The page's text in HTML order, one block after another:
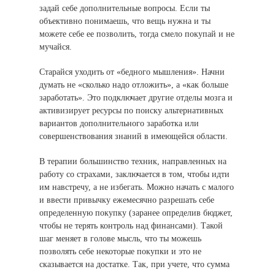
задай себе дополнительные вопросы. Если ты
объективно понимаешь, что вещь нужна и ты
можете себе ее позволить, тогда смело покупай и не
мучайся.
Старайся уходить от «бедного мышления». Начни
думать не «сколько надо отложить», а «как больше
заработать». Это подключает другие отделы мозга и
активизирует ресурсы по поиску альтернативных
вариантов дополнительного заработка или
совершенствования знаний в имеющейся области.
В терапии большинство техник, направленных на
работу со страхами, заключается в том, чтобы идти
им навстречу, а не избегать. Можно начать с малого
и ввести привычку ежемесячно разрешать себе
определенную покупку (заранее определив бюджет,
чтобы не терять контроль над финансами). Такой
шаг меняет в голове мысль, что ты можешь
позволять себе некоторые покупки и это не
сказывается на достатке. Так, при учете, что сумма